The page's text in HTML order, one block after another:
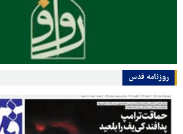
روزنامه قدس